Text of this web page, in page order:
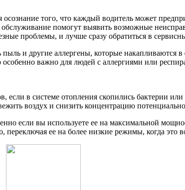
того, что каждый водитель может
помогут выявить возможные
проблемы, и лучше сразу обратиться в
и другие аллергены, которые накапливаются в
важно для людей с аллергиями или
в системе отопления скопились бактерии
воздух и снизить концентрацию
если вы используете ее на максимальной
переключая ее на более низкие режимы, когда это